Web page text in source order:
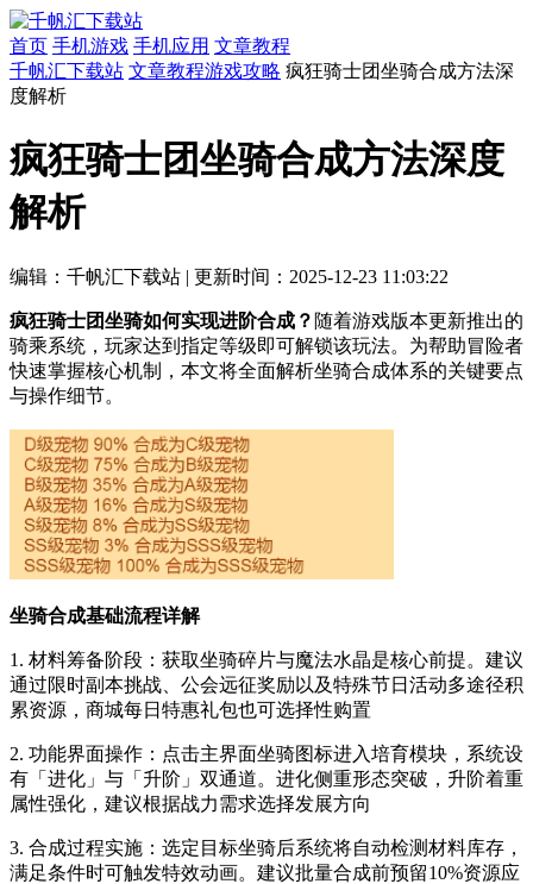
首页 手机游戏 手机应用 文章教程
千帆汇下载站 文章教程游戏攻略 疯狂骑士团坐骑合成方法深
度解析
疯狂骑士团坐骑合成方法深度
解析
编辑：千帆汇下载站 | 更新时间：2025-12-23 11:03:22
疯狂骑士团坐骑如何实现进阶合成？ 随着游戏版本更新推出的
骑乘系统，玩家达到指定等级即可解锁该玩法。为帮助冒险者
快速掌握核心机制，本文将全面解析坐骑合成体系的关键要点
与操作细节。
坐骑合成基础流程详解
1. 材料筹备阶段：获取坐骑碎片与魔法水晶是核心前提。建议
通过限时副本挑战、公会远征奖励以及特殊节日活动多途径积
累资源，商城每日特惠礼包也可选择性购置
2. 功能界面操作：点击主界面坐骑图标进入培育模块，系统设
有「进化」与「升阶」双通道。进化侧重形态突破，升阶着重
属性强化，建议根据战力需求选择发展方向
3. 合成过程实施：选定目标坐骑后系统将自动检测材料库存，
满足条件时可触发特效动画。建议批量合成前预留10%资源应